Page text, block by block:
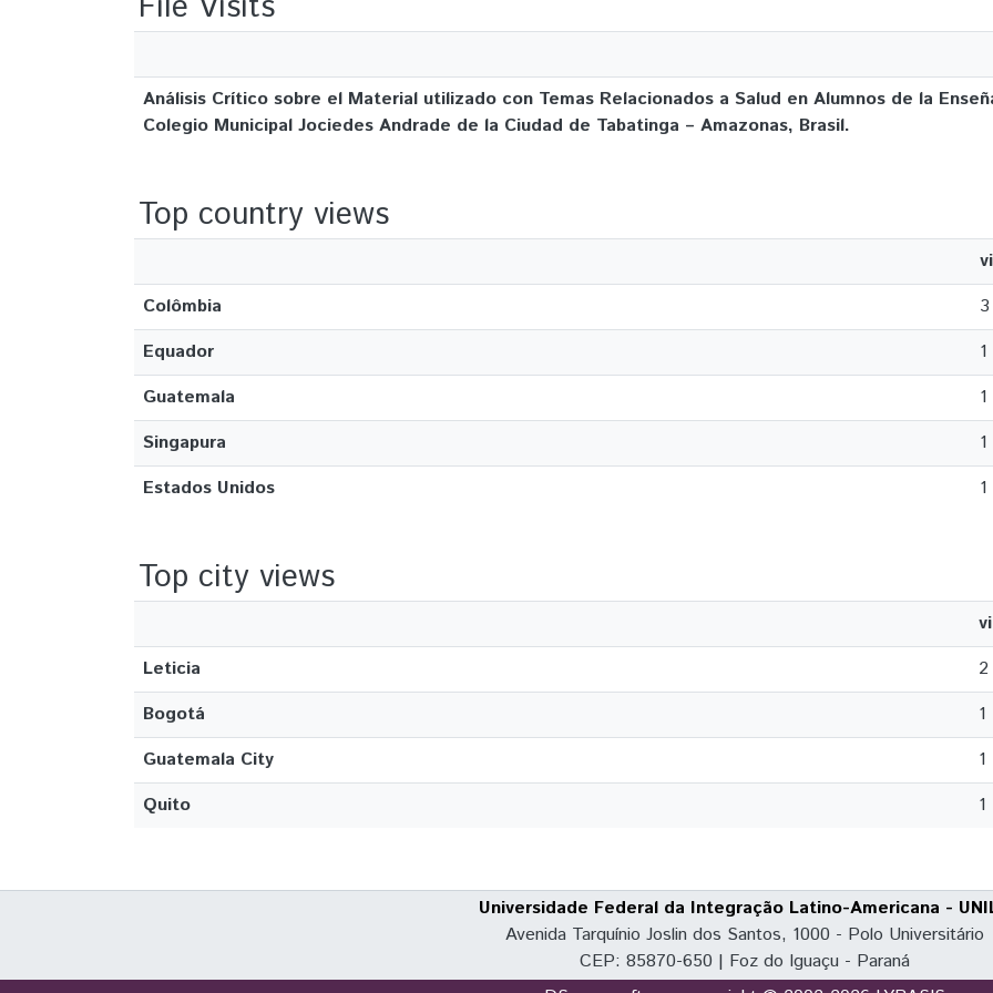
Análisis Crítico sobre el Material utilizado con Temas Relacionados a Salud en Alumnos de la
Colegio Municipal Jociedes Andrade de la Ciudad de Tabatinga – Amazonas, Brasil.
Top country views
Colômbia
3
Equador
1
Guatemala
1
Singapura
1
Estados Unidos
1
Top city views
Leticia
2
Bogotá
1
Guatemala City
1
Quito
1
Universidade Federal da Integração Latino-Americana -
Avenida Tarquínio Joslin dos Santos, 1000 - Polo Universitário
CEP: 85870-650 | Foz do Iguaçu - Paraná